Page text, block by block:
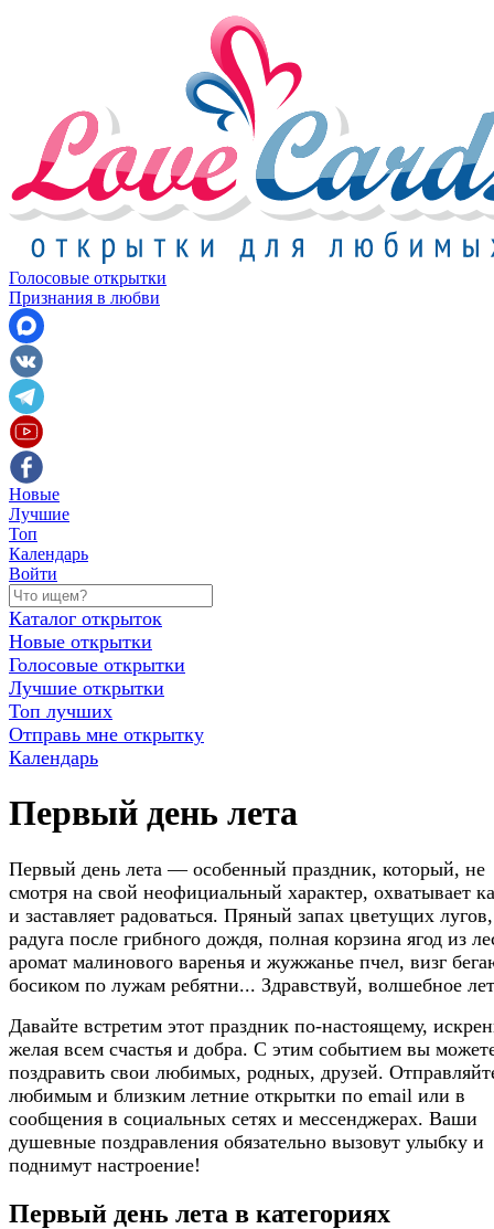
Голосовые открытки
Признания в любви
Новые
Лучшие
Топ
Календарь
Войти
Каталог открыток
Новые открытки
Голосовые открытки
Лучшие открытки
Топ лучших
Отправь мне открытку
Календарь
Первый день лета
Первый день лета — особенный праздник, который, не
смотря на свой неофициальный характер, охватывает
и заставляет радоваться. Пряный запах цветущих лугов,
радуга после грибного дождя, полная корзина ягод из
аромат малинового варенья и жужжанье пчел, визг
босиком по лужам ребятни... Здравствуй, волшебное
Давайте встретим этот праздник по-настоящему,
желая всем счастья и добра. С этим событием вы
поздравить свои любимых, родных, друзей.
любимым и близким летние открытки по email или в
сообщения в социальных сетях и мессенджерах. Ваши
душевные поздравления обязательно вызовут улыбку и
поднимут настроение!
Первый день лета в категориях